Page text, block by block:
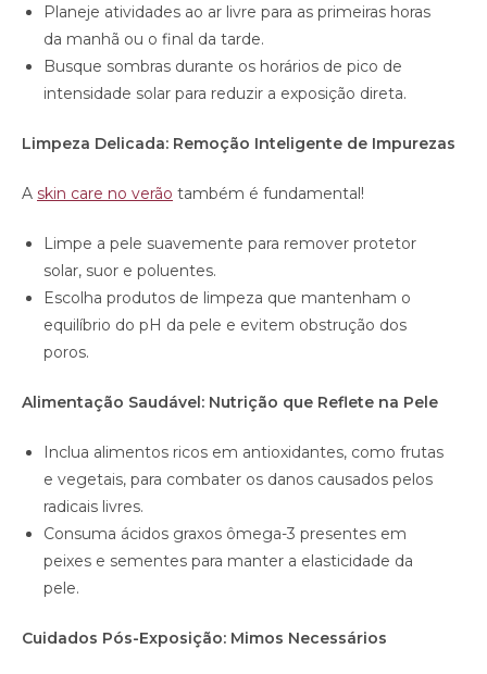
Planeje atividades ao ar livre para as primeiras horas
da manhã ou o final da tarde.
Busque sombras durante os horários de pico de
intensidade solar para reduzir a exposição direta.
Limpeza Delicada: Remoção Inteligente de Impurezas
A skin care no verão também é fundamental!
Limpe a pele suavemente para remover protetor
solar, suor e poluentes.
Escolha produtos de limpeza que mantenham o
equilíbrio do pH da pele e evitem obstrução dos
poros.
Alimentação Saudável: Nutrição que Reflete na Pele
Inclua alimentos ricos em antioxidantes, como frutas
e vegetais, para combater os danos causados pelos
radicais livres.
Consuma ácidos graxos ômega-3 presentes em
peixes e sementes para manter a elasticidade da
pele.
Cuidados Pós-Exposição: Mimos Necessários